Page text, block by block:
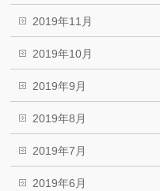
2019年11月
2019年10月
2019年9月
2019年8月
2019年7月
2019年6月